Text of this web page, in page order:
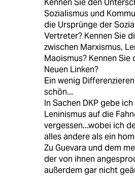
Kennen Sie den
Sozialismus und
die Ursprünge der
Vertreter? Kennen Sie
zwischen Marxismus,
Maoismus? Kennen
Neuen Linken?
Ein wenig
schön...
In Sachen DKP gebe
Leninismus auf die
vergessen...wobei ich
alles andere als ein
Zu Guevara und dem
der von ihnen
außerdem gar nicht